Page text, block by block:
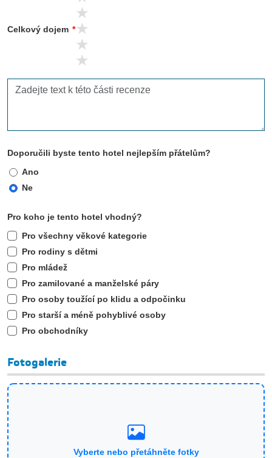
Celkový dojem *
Doporučili byste tento hotel nejlepším přátelům?
Ano
Ne
Pro koho je tento hotel vhodný?
Pro všechny věkové kategorie
Pro rodiny s dětmi
Pro mládež
Pro zamilované a manželské páry
Pro osoby toužící po klidu a odpočinku
Pro starší a méně pohyblivé osoby
Pro obchodníky
Fotogalerie
Vyberte nebo přetáhněte fotky